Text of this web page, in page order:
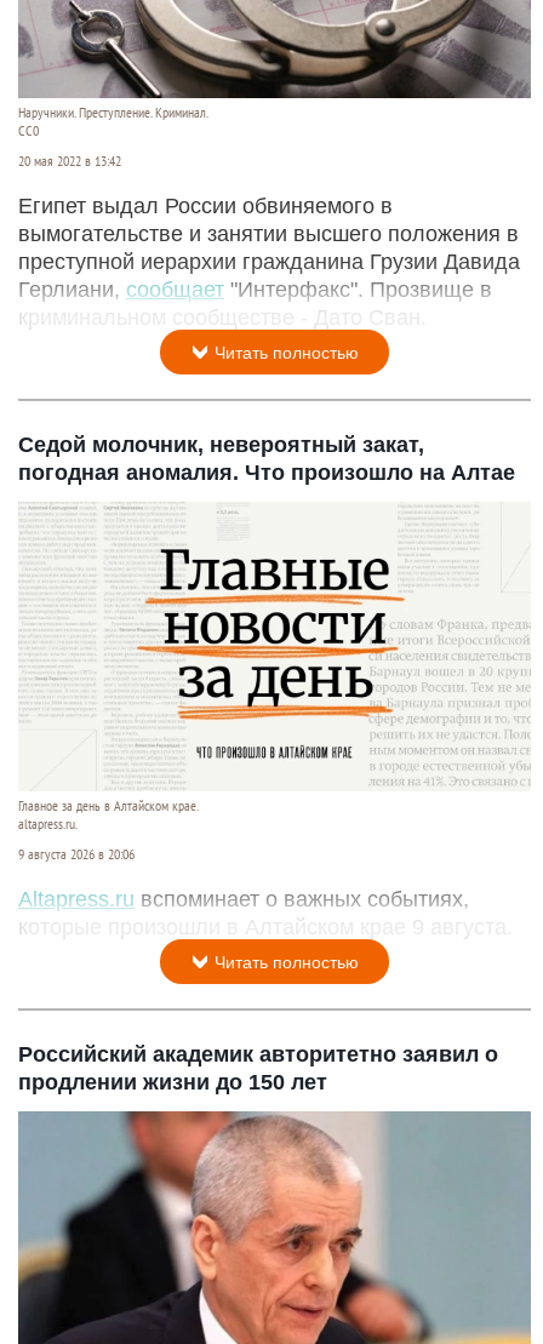
Наручники. Преступление. Криминал.
CC0
20 мая 2022 в 13:42
Египет выдал России обвиняемого в
вымогательстве и занятии высшего положения в
преступной иерархии гражданина Грузии Давида
Герлиани, сообщает "Интерфакс". Прозвище в
криминальном сообществе - Дато Сван.
Читать полностью
Седой молочник, невероятный закат,
погодная аномалия. Что произошло на Алтае
Главное за день в Алтайском крае.
altapress.ru.
9 августа 2026 в 20:06
Altapress.ru вспоминает о важных событиях,
которые произошли в Алтайском крае 9 августа.
Читать полностью
Российский академик авторитетно заявил о
продлении жизни до 150 лет